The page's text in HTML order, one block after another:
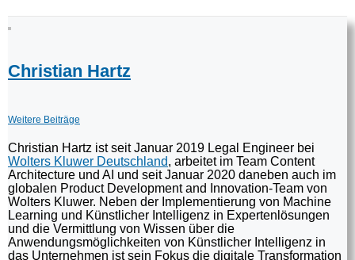
Christian Hartz
Weitere Beiträge
Christian Hartz ist seit Januar 2019 Legal Engineer bei
Wolters Kluwer Deutschland, arbeitet im Team Content
Architecture und AI und seit Januar 2020 daneben auch im
globalen Product Development and Innovation-Team von
Wolters Kluwer. Neben der Implementierung von Machine
Learning und Künstlicher Intelligenz in Expertenlösungen
und die Vermittlung von Wissen über die
Anwendungsmöglichkeiten von Künstlicher Intelligenz in
das Unternehmen ist sein Fokus die digitale Transformation